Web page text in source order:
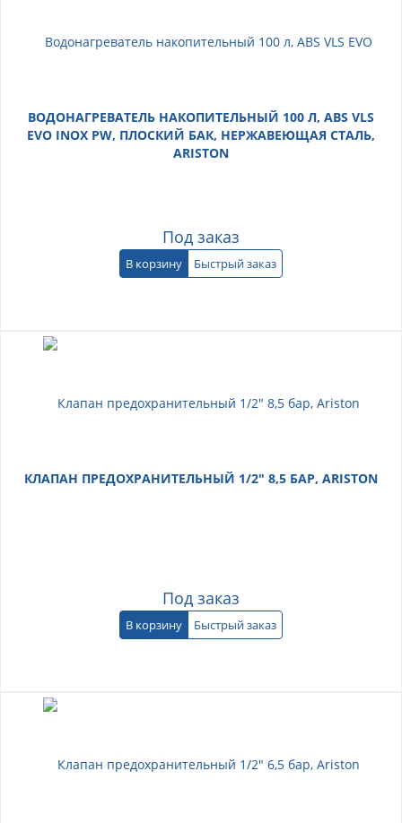
ВОДОНАГРЕВАТЕЛЬ НАКОПИТЕЛЬНЫЙ 100 Л, ABS VLS
EVO INOX PW, ПЛОСКИЙ БАК, НЕРЖАВЕЮЩАЯ СТАЛЬ,
ARISTON
Под заказ
В корзину Быстрый заказ
КЛАПАН ПРЕДОХРАНИТЕЛЬНЫЙ 1/2" 8,5 БАР, ARISTON
Под заказ
В корзину Быстрый заказ